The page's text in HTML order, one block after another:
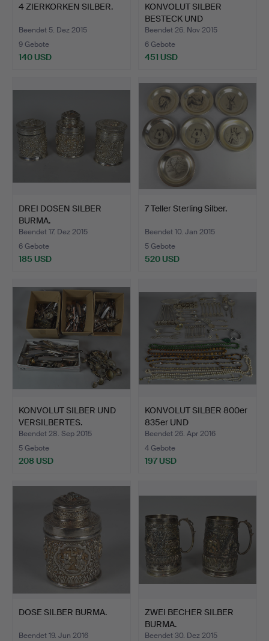
4 ZIERKORKEN SILBER.
Beendet 5. Dez 2015
9 Gebote
140 USD
KONVOLUT SILBER
BESTECK UND
KORPUSWAREN 2K…
Beendet 26. Nov 2015
6 Gebote
451 USD
DREI DOSEN SILBER
BURMA.
Beendet 17. Dez 2015
6 Gebote
185 USD
7 Teller Sterling Silber.
Beendet 10. Jan 2015
5 Gebote
520 USD
KONVOLUT SILBER UND
VERSILBERTES.
Beendet 28. Sep 2015
5 Gebote
208 USD
KONVOLUT SILBER 800er
835er UND
MODESCHMUC…
Beendet 26. Apr 2016
4 Gebote
197 USD
DOSE SILBER BURMA.
Beendet 19. Jun 2016
ZWEI BECHER SILBER
BURMA.
Beendet 30. Dez 2015